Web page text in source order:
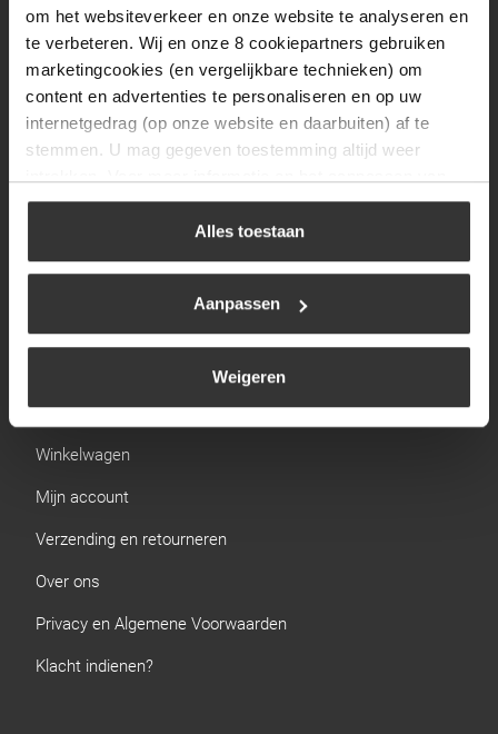
om het websiteverkeer en onze website te analyseren en
te verbeteren. Wij en onze 8 cookiepartners gebruiken
marketingcookies (en vergelijkbare technieken) om
content en advertenties te personaliseren en op uw
internetgedrag (op onze website en daarbuiten) af te
stemmen. U mag gegeven toestemming altijd weer
uw keuze op onze website verwijzen wij u naar ons
Alles toestaan
Aanpassen
Weigeren
Zondag
Gesloten
Navigatie
BBQ
Brandstoffen
Verwarming
Links
Winkelwagen
Mijn account
Verzending en retourneren
Over ons
Privacy en Algemene Voorwaarden
Klacht indienen?